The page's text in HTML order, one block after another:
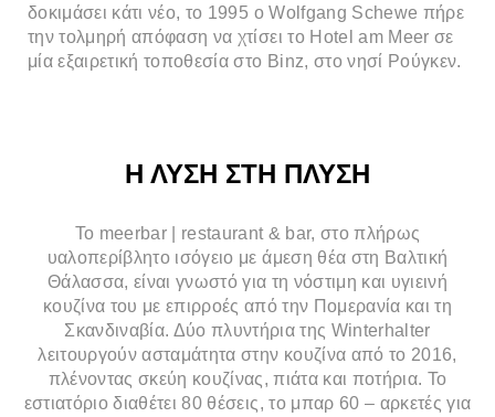
δοκιμάσει κάτι νέο, το 1995 ο Wolfgang Schewe πήρε
την τολμηρή απόφαση να χτίσει το Hotel am Meer σε
μία εξαιρετική τοποθεσία στο Binz, στο νησί Ρούγκεν.
Η ΛΥΣΗ ΣΤΗ ΠΛΥΣΗ
Το meerbar | restaurant & bar, στο πλήρως
υαλοπερίβλητο ισόγειο με άμεση θέα στη Βαλτική
Θάλασσα, είναι γνωστό για τη νόστιμη και υγιεινή
κουζίνα του με επιρροές από την Πομερανία και τη
Σκανδιναβία. Δύο πλυντήρια της Winterhalter
λειτουργούν ασταμάτητα στην κουζίνα από το 2016,
πλένοντας σκεύη κουζίνας, πιάτα και ποτήρια. Το
εστιατόριο διαθέτει 80 θέσεις, το μπαρ 60 – αρκετές για